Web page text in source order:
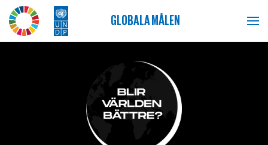
GLOBALA MÅLEN
BLIR VÄRLDEN BÄTTRE?